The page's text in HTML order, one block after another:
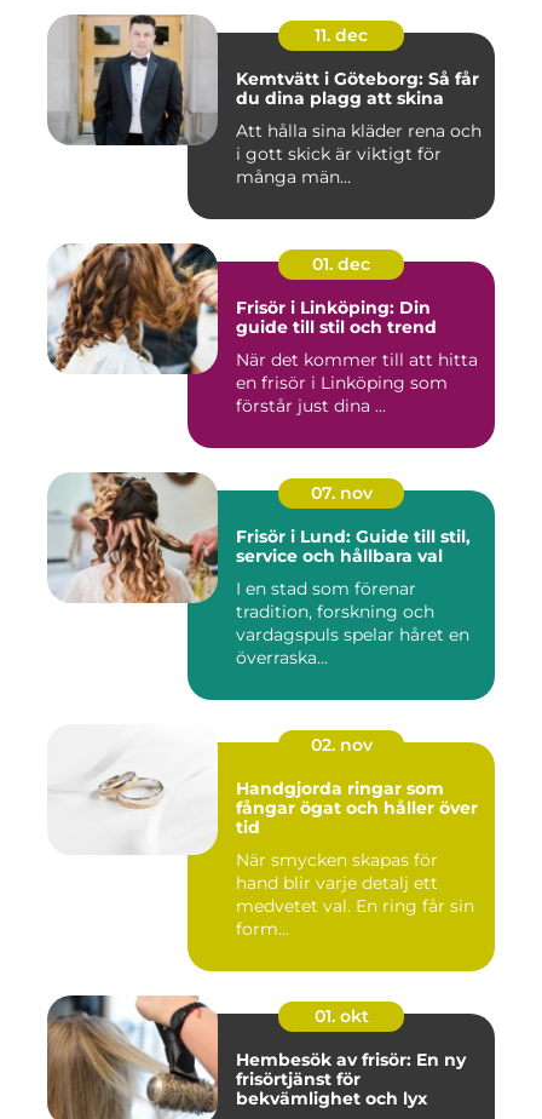
11. dec
Kemtvätt i Göteborg: Så får
du dina plagg att skina
Att hålla sina kläder rena och
i gott skick är viktigt för
många män...
01. dec
Frisör i Linköping: Din
guide till stil och trend
När det kommer till att hitta
en frisör i Linköping som
förstår just dina ...
07. nov
Frisör i Lund: Guide till stil,
service och hållbara val
I en stad som förenar
tradition, forskning och
vardagspuls spelar håret en
överraska...
02. nov
Handgjorda ringar som
fångar ögat och håller över
tid
När smycken skapas för
hand blir varje detalj ett
medvetet val. En ring får sin
form...
01. okt
Hembesök av frisör: En ny
frisörtjänst för
bekvämlighet och lyx